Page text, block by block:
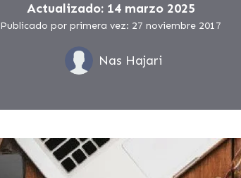
Actualizado: 14 marzo 2025
Publicado por primera vez: 27 noviembre 2017
Nas Hajari